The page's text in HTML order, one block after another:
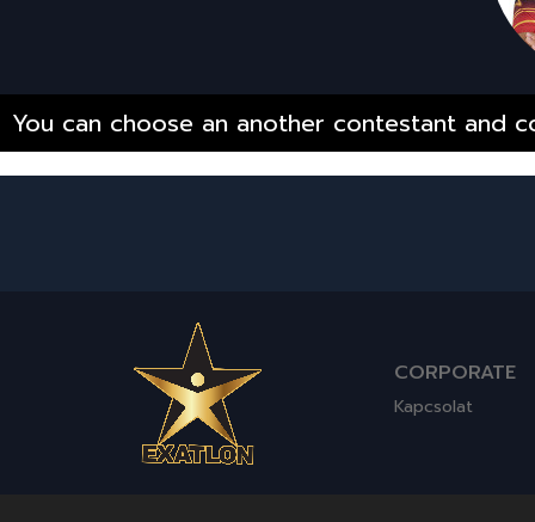
You can choose an another contestant and
CORPORATE
Kapcsolat